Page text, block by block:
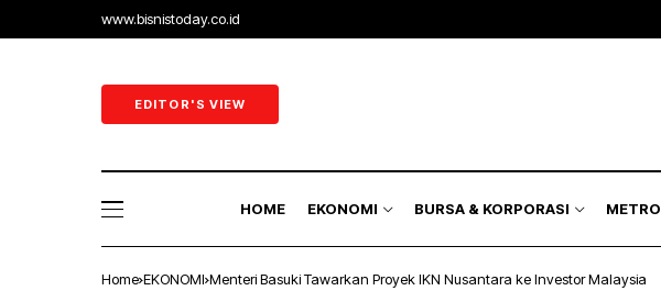
www.bisnistoday.co.id
EDITOR'S VIEW
HOME EKONOMI BURSA & KORPORASI METRO
Home EKONOMI Menteri Basuki Tawarkan Proyek IKN Nusantara ke Investor Malaysia